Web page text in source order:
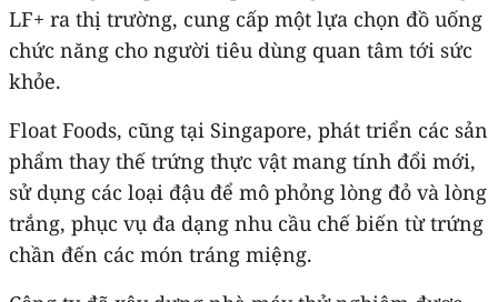
LF+ ra thị trường, cung cấp một lựa chọn đồ uống
chức năng cho người tiêu dùng quan tâm tới sức
khỏe.
Float Foods, cũng tại Singapore, phát triển các sản
phẩm thay thế trứng thực vật mang tính đổi mới,
sử dụng các loại đậu để mô phỏng lòng đỏ và lòng
trắng, phục vụ đa dạng nhu cầu chế biến từ trứng
chần đến các món tráng miệng.